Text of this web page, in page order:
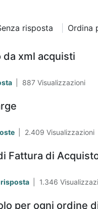
risposta Ordina
da xml acquisti
887 Visualizzazioni
2.409 Visualizzazioni
Fattura di
risposta 1.346
per ogni ordine